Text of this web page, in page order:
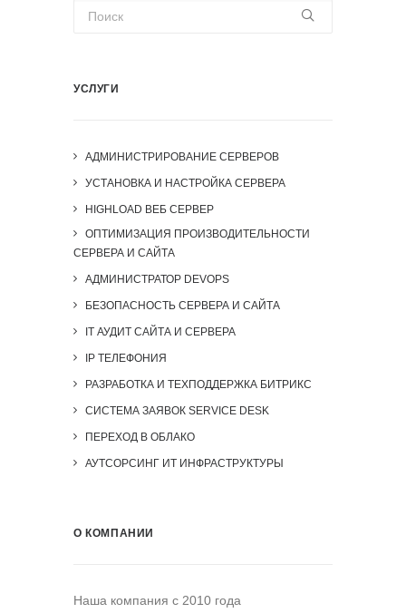
УСЛУГИ
АДМИНИСТРИРОВАНИЕ СЕРВЕРОВ
УСТАНОВКА И НАСТРОЙКА СЕРВЕРА
HIGHLOAD ВЕБ СЕРВЕР
ОПТИМИЗАЦИЯ ПРОИЗВОДИТЕЛЬНОСТИ
СЕРВЕРА И САЙТА
АДМИНИСТРАТОР DEVOPS
БЕЗОПАСНОСТЬ СЕРВЕРА И САЙТА
IT АУДИТ САЙТА И СЕРВЕРА
IP ТЕЛЕФОНИЯ
РАЗРАБОТКА И ТЕХПОДДЕРЖКА БИТРИКС
СИСТЕМА ЗАЯВОК SERVICE DESK
ПЕРЕХОД В ОБЛАКО
АУТСОРСИНГ ИТ ИНФРАСТРУКТУРЫ
О КОМПАНИИ
Наша компания c 2010 года